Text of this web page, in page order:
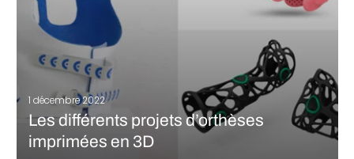
1 décembre 2022
Les différents projets d’orthèses
imprimées en 3D